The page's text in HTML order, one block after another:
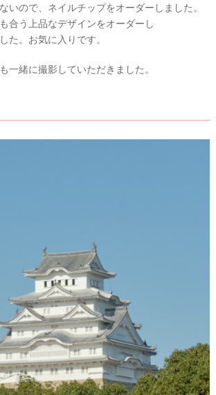
いので、ネイルチップをオーダーしました。
合う上品なデザインをオーダーし
た。お気に入りです。
一緒に撮影していただきました。